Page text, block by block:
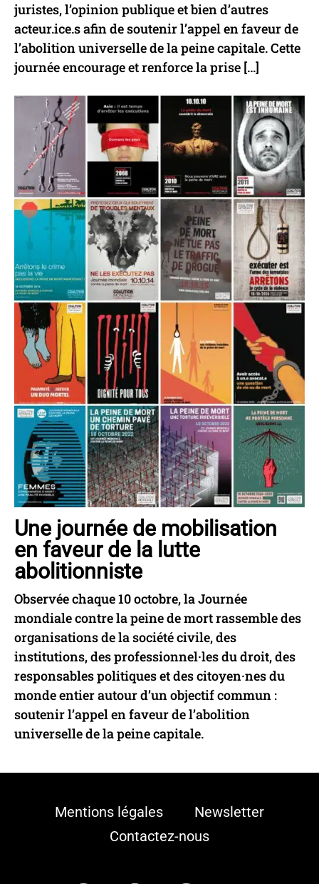
juristes, l’opinion publique et bien d’autres
acteur.ice.s afin de soutenir l’appel en faveur de
l’abolition universelle de la peine capitale. Cette
journée encourage et renforce la prise […]
Une journée de mobilisation
en faveur de la lutte
abolitionniste
Observée chaque 10 octobre, la Journée
mondiale contre la peine de mort rassemble des
organisations de la société civile, des
institutions, des professionnel·les du droit, des
responsables politiques et des citoyen·nes du
monde entier autour d’un objectif commun :
soutenir l’appel en faveur de l’abolition
universelle de la peine capitale.
Mentions légales
Newsletter
Contactez-nous